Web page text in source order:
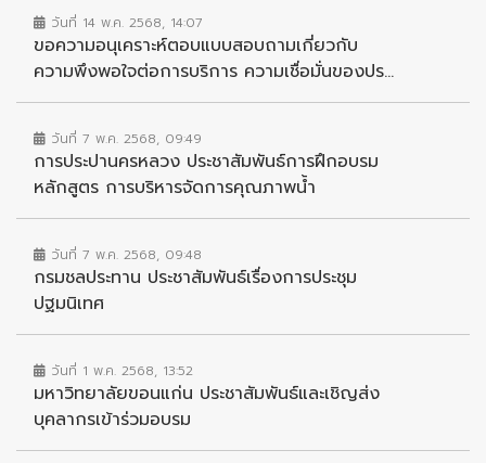
วันที่ 14 พ.ค. 2568, 14:07
ขอความอนุเคราะห์ตอบแบบสอบถามเกี่ยวกับ
ความพึงพอใจต่อการบริการ ความเชื่อมั่นของปร...
วันที่ 7 พ.ค. 2568, 09:49
การประปานครหลวง ประชาสัมพันธ์การฝึกอบรม
หลักสูตร การบริหารจัดการคุณภาพน้ำ
วันที่ 7 พ.ค. 2568, 09:48
กรมชลประทาน ประชาสัมพันธ์เรื่องการประชุม
ปฐมนิเทศ
วันที่ 1 พ.ค. 2568, 13:52
มหาวิทยาลัยขอนแก่น ประชาสัมพันธ์และเชิญส่ง
บุคลากรเข้าร่วมอบรม